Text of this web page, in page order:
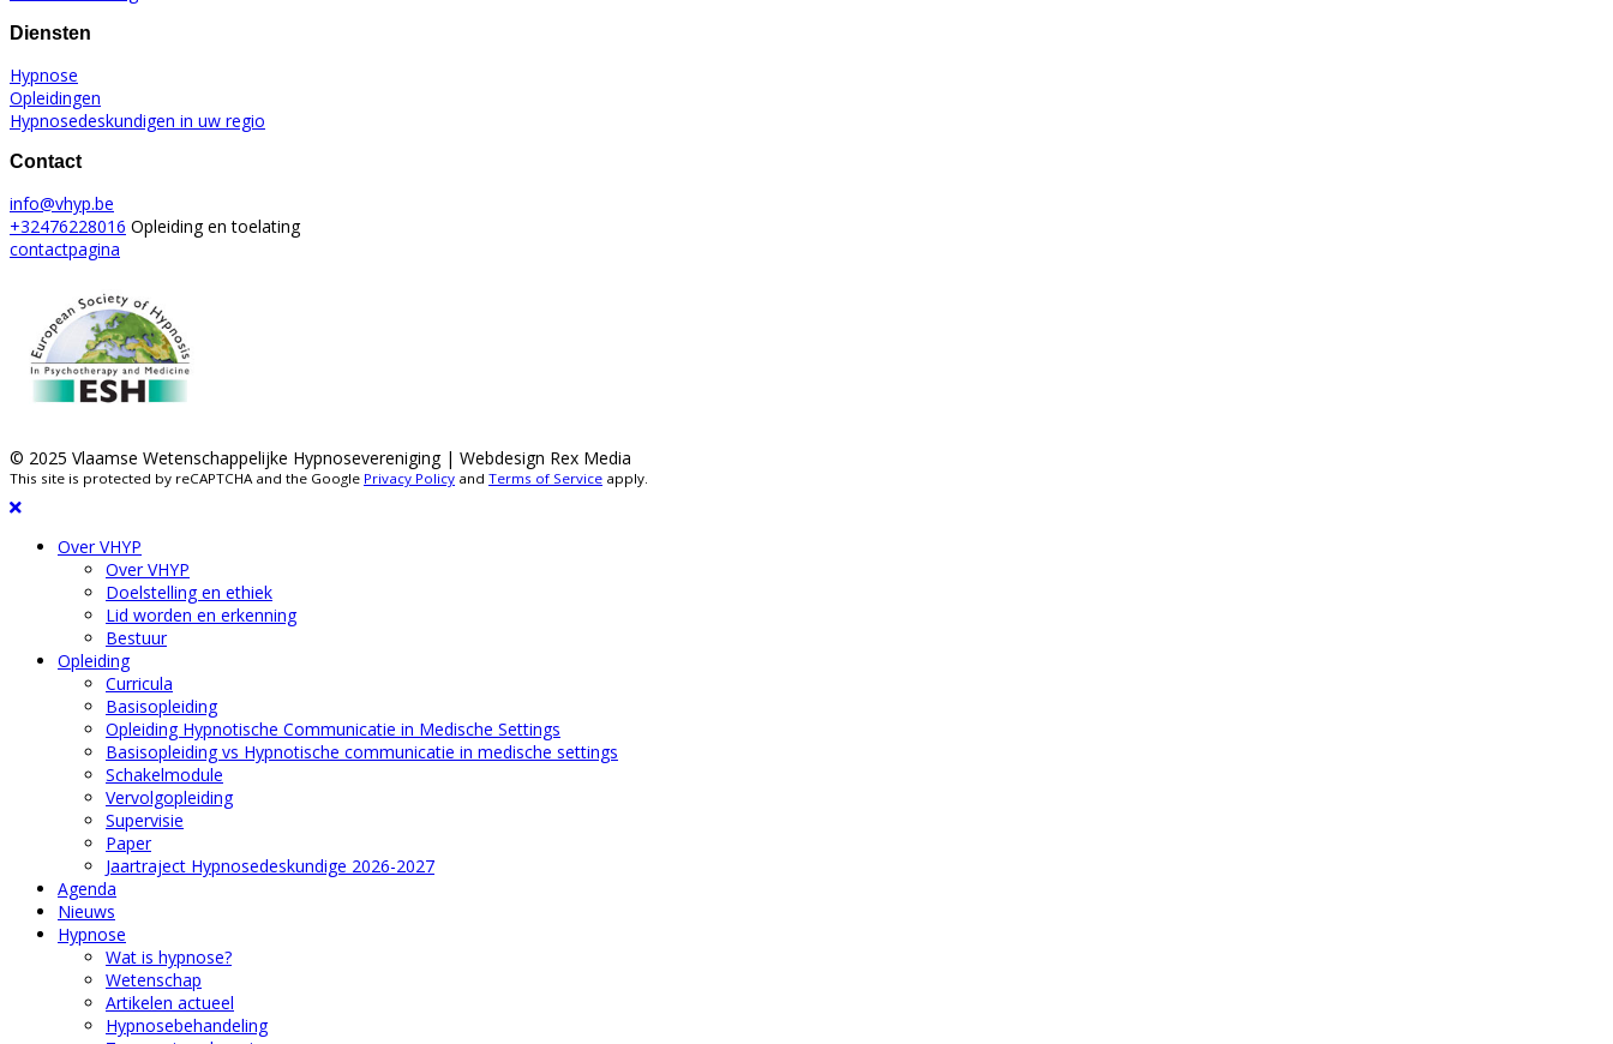
Diensten
Hypnose
Opleidingen
Hypnosedeskundigen in uw regio
Contact
info@vhyp.be
+32476228016 Opleiding en toelating
contactpagina
© 2025 Vlaamse Wetenschappelijke Hypnosevereniging | Webdesign Rex Media
This site is protected by reCAPTCHA and the Google Privacy Policy and Terms of Service apply.
Over VHYP
Over VHYP
Doelstelling en ethiek
Lid worden en erkenning
Bestuur
Opleiding
Curricula
Basisopleiding
Opleiding Hypnotische Communicatie in Medische Settings
Basisopleiding vs Hypnotische communicatie in medische settings
Schakelmodule
Vervolgopleiding
Supervisie
Paper
Jaartraject Hypnosedeskundige 2026-2027
Agenda
Nieuws
Hypnose
Wat is hypnose?
Wetenschap
Artikelen actueel
Hypnosebehandeling